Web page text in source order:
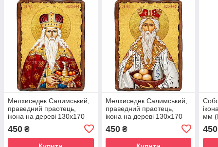
Мелхиседек Салимський,
праведний праотець,
ікона на дереві 130х170
450 ₴
Мелхиседек Салимський,
праведний праотець,
ікона на дереві 130х170
450₴
мм
450